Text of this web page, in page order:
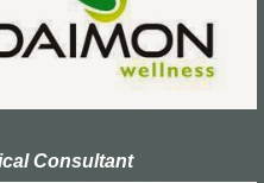
Consultant